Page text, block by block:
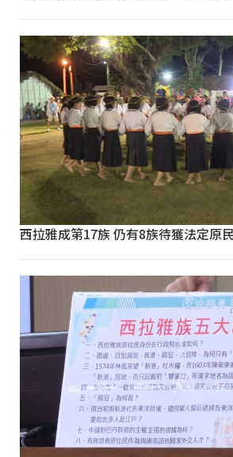
西拉雅成第17族 仍有8族待獲法定原